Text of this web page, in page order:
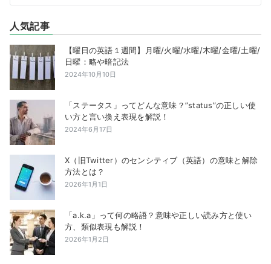
人気記事
【曜日の英語１週間】月曜/火曜/水曜/木曜/金曜/土曜/
日曜：略や暗記法
2024年10月10日
「ステータス」ってどんな意味？”status”の正しい使
い方と言い換え表現を解説！
2024年6月17日
X（旧Twitter）のセンシティブ（英語）の意味と解除
方法とは？
2026年1月1日
「a.k.a」って何の略語？意味や正しい読み方と使い
方、類似表現も解説！
2026年1月2日